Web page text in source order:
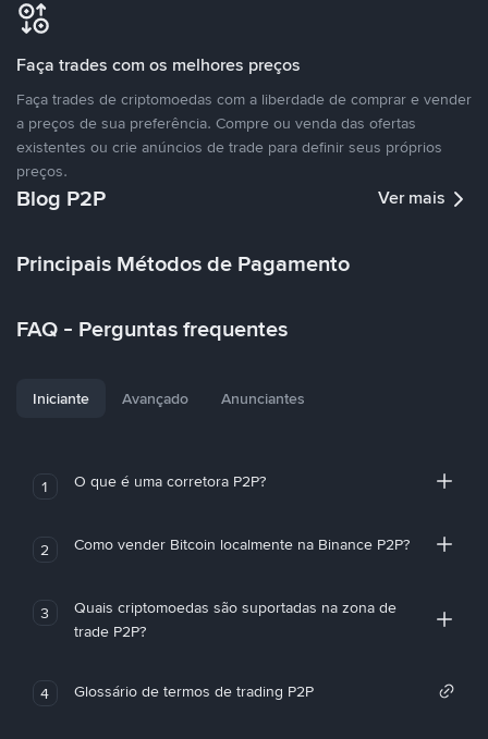
Faça trades com os melhores preços
Faça trades de criptomoedas com a liberdade de comprar e vender
a preços de sua preferência. Compre ou venda das ofertas
existentes ou crie anúncios de trade para definir seus próprios
preços.
Blog P2P Ver mais
Principais Métodos de Pagamento
FAQ - Perguntas frequentes
Iniciante Avançado Anunciantes
1 O que é uma corretora P2P?
2 Como vender Bitcoin localmente na Binance P2P?
3
Quais criptomoedas são suportadas na zona de
trade P2P?
4 Glossário de termos de trading P2P